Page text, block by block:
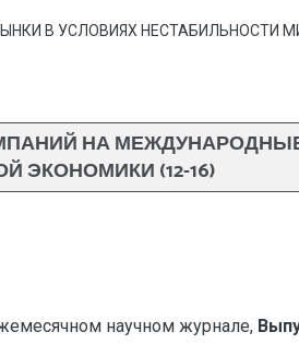
В УСЛОВИЯХ НЕСТАБИЛЬНОСТИ
НА
ЭКОНОМИКИ (12-16)
научном журнале,